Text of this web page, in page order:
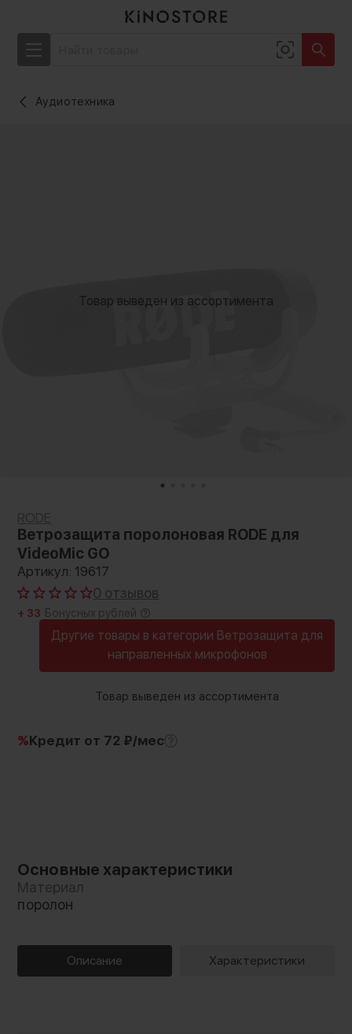
Аудиотехника
Товар выведен из ассортимента
Ветрозащита поролоновая RODE для
VideoMic GO
Артикул: 19617
0 отзывов
+ 33 Бонусных рублей
Другие товары в категории Ветрозащита для
направленных микрофонов
Товар выведен из ассортимента
%Кредит от 72 ₽/мес
Основные характеристики
Материал
поролон
Описание Характеристики